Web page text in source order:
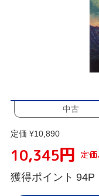
中古
定価 ¥10,890
10,345円 定
獲得ポイント 94P